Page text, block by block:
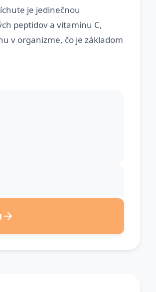
je jedinečnou
peptidov a vitamínu C,
v organizme, čo je základom